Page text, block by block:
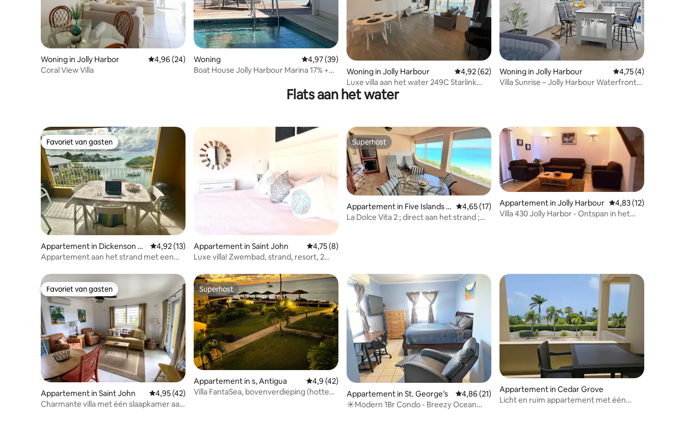
Woning in Jolly Harbor Gemiddelde beoordeling van 4,96 uit 5, 24 recensies
4,96 (24)
Coral View Villa
Woning Gemiddelde beoordeling van 4,97 uit 5, 39 recensies
4,97 (39)
Boat House Jolly Harbour Marina 17% +
Woning in Jolly Harbour Gemiddelde beoordeling van 4,92 uit 5, 62 recensies
4,92 (62)
Luxe villa aan het water 249C Starlink
Wifi
Woning in Jolly Harbour Gemiddelde
4,75 (4)
Villa Sunrise – Jolly Harbour Waterfront
Flats aan het water
Favoriet van gasten
Favoriet van gasten
Appartement in Dickenson Ba
y
Gemiddelde beoordeling van 4,92 uit 5, 13 recensies
4,92 (13)
Appartement aan het strand met een
Appartement in Saint John Gemiddelde beoordeling van 4,75 uit 5, 8 recensies
4,75 (8)
Luxe villa! Zwembad, strand, resort, 2
Superhost
Superhost
Appartement in Five Islands vi
llage
Gemiddelde beoordeling van 4,65 uit 5, 17 recensies
4,65 (17)
La Dolce Vita 2 ; direct aan het strand ;
Appartement in Jolly Harbour Gemiddelde
4,83 (12)
Villa 430 Jolly Harbor - Ontspan in het
Favoriet van gasten
Favoriet van gasten
Appartement in Saint John Gemiddelde beoordeling van 4,95 uit 5, 42 recensies
4,95 (42)
Charmante villa met één slaapkamer aan
Superhost
Superhost
Appartement in s, Antigua Gemiddelde beoordeling van 4,9 uit 5, 42 recensies
4,9 (42)
Villa FantaSea, bovenverdieping (hotte
Appartement in St. George’s Gemiddelde beoordeling van 4,86 uit 5, 21 recensies
4,86 (21)
☀️Modern 1Br Condo - Breezy Ocean
Appartement in Cedar Grove
Licht en ruim appartement met één